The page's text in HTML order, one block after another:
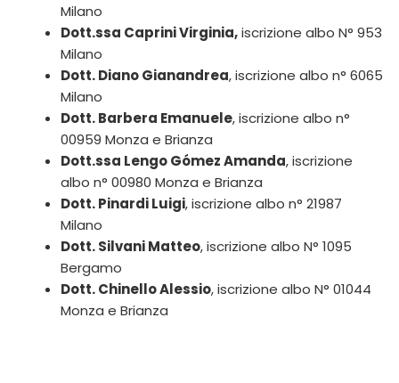
Milano
Dott.ssa Caprini Virginia,iscrizione albo N° 953
Milano
Dott. Diano Gianandrea, iscrizione albo n° 6065
Milano
Dott. Barbera Emanuele, iscrizione albo n°
00959 Monza e Brianza
Dott.ssa Lengo Gómez Amanda, iscrizione
albo n° 00980 Monza e Brianza
Dott. Pinardi Luigi, iscrizione albo n° 21987
Milano
Dott. Silvani Matteo, iscrizione albo N° 1095
Bergamo
Dott. Chinello Alessio, iscrizione albo N° 01044
Monza e Brianza